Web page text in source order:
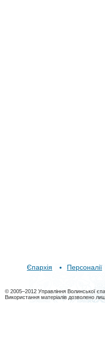
Єпархія Персоналії
© 2005–2012 Управління Волинської
Використання матеріалів дозволено